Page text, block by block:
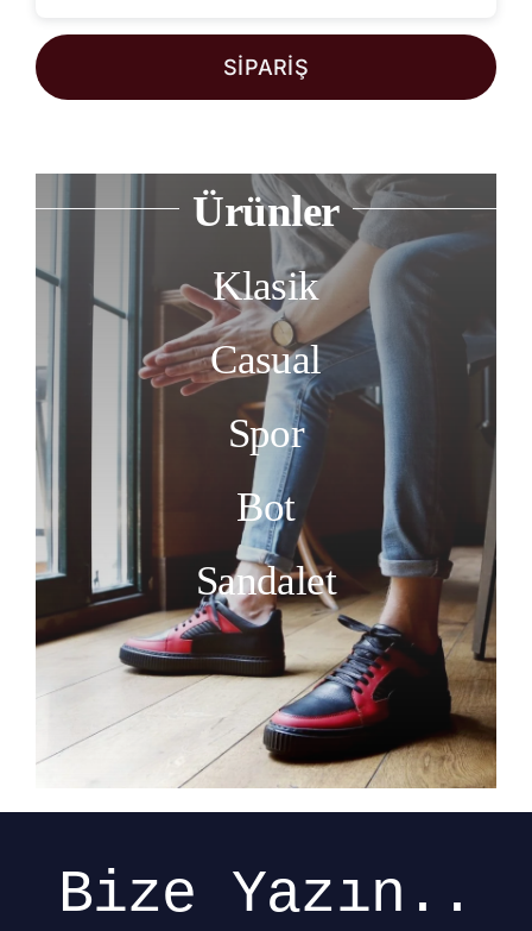
SİPARİŞ
Ürünler
Klasik
Casual
Spor
Bot
Sandalet
Bize Yazın..